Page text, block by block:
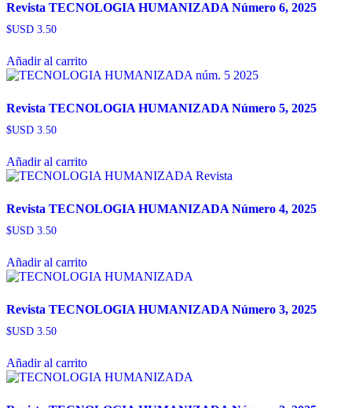
Revista TECNOLOGIA HUMANIZADA Número 6, 2025
$USD 3.50
Añadir al carrito
Revista TECNOLOGIA HUMANIZADA Número 5, 2025
$USD 3.50
Añadir al carrito
Revista TECNOLOGIA HUMANIZADA Número 4, 2025
$USD 3.50
Añadir al carrito
Revista TECNOLOGIA HUMANIZADA Número 3, 2025
$USD 3.50
Añadir al carrito